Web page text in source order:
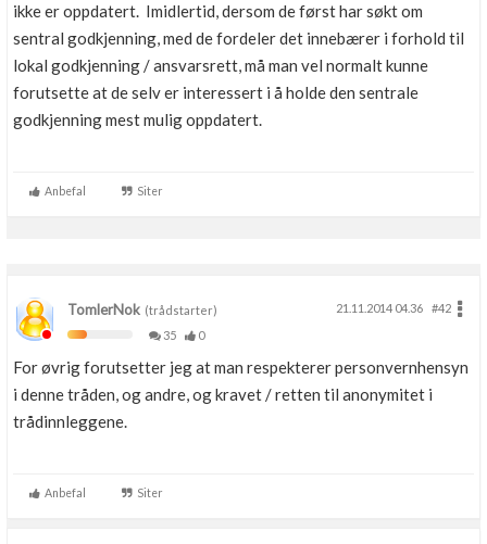
ikke er oppdatert. Imidlertid, dersom de først har søkt om
sentral godkjenning, med de fordeler det innebærer i forhold til
lokal godkjenning / ansvarsrett, må man vel normalt kunne
forutsette at de selv er interessert i å holde den sentrale
godkjenning mest mulig oppdatert.
Anbefal Siter
TomlerNok (trådstarter) 21.11.2014 04.36
#42
35
0
For øvrig forutsetter jeg at man respekterer personvernhensyn
i denne tråden, og andre, og kravet / retten til anonymitet i
trådinnleggene.
Anbefal Siter